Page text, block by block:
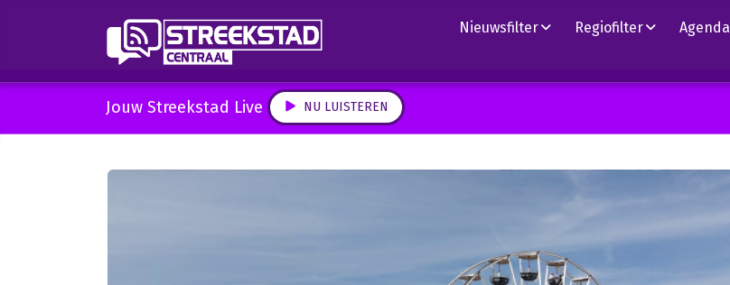
Nieuwsfilter Regiofilter Agenda
Jouw Streekstad Live NU LUISTEREN